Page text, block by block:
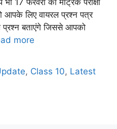
17 फरवरी का मैट्रिक परीक्षा
आपके लिए वायरल प्रश्न पत्र
बताएंगे जिससे आपको
more
, Class 10, Latest